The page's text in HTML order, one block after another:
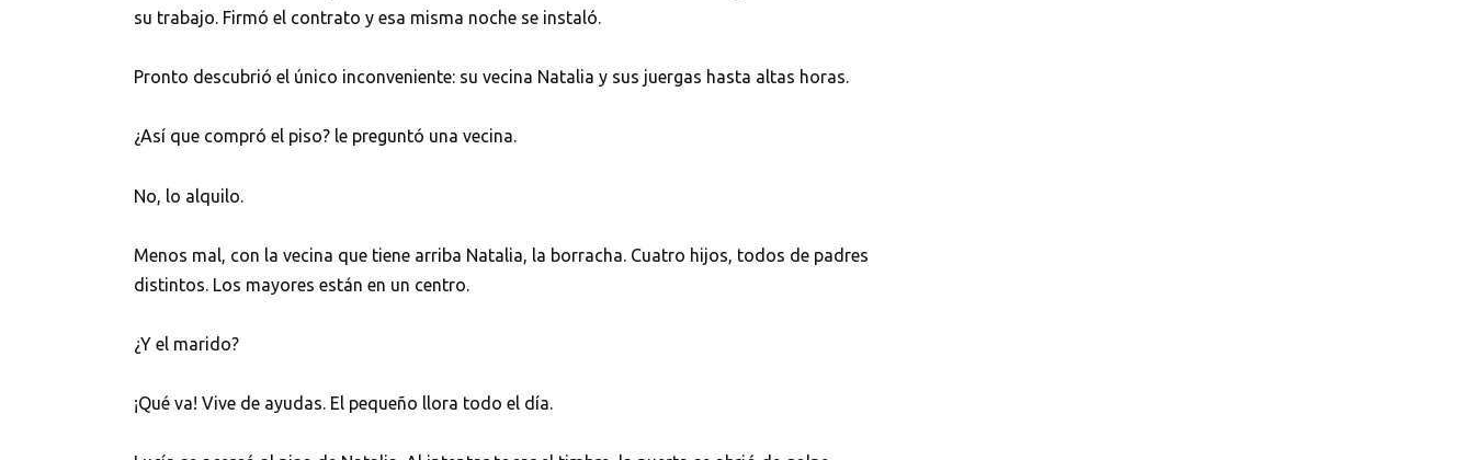
su trabajo. Firmó el contrato y esa misma noche se instaló.
Pronto descubrió el único inconveniente: su vecina Natalia y sus juergas hasta altas horas.
¿Así que compró el piso? le preguntó una vecina.
No, lo alquilo.
Menos mal, con la vecina que tiene arriba Natalia, la borracha. Cuatro hijos, todos de padres
distintos. Los mayores están en un centro.
¿Y el marido?
¡Qué va! Vive de ayudas. El pequeño llora todo el día.